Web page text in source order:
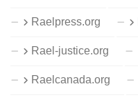
Raelpress.org
Rael-justice.org
Raelcanada.org